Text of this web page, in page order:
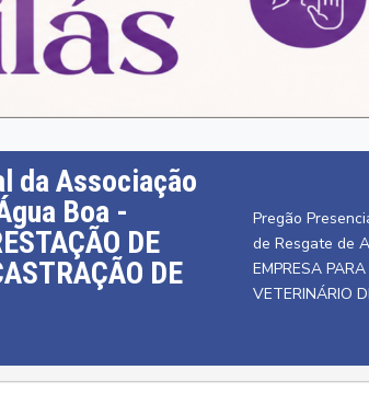
da Associação
Boa -
DE
DE
Pregão
de Resgate de
EMPRESA
VETERINÁRIO